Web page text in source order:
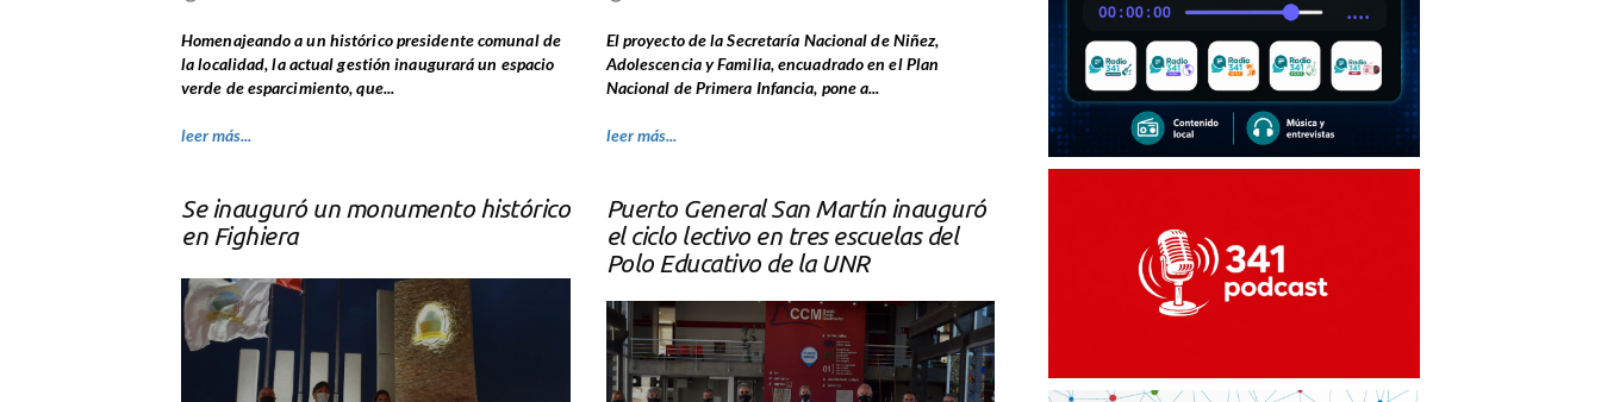
Homenajeando a un histórico presidente comunal de
la localidad, la actual gestión inaugurará un espacio
verde de esparcimiento, que...
leer más...
El proyecto de la Secretaría Nacional de Niñez,
Adolescencia y Familia, encuadrado en el Plan
Nacional de Primera Infancia, pone a...
leer más...
Se inauguró un monumento histórico
en Fighiera
Puerto General San Martín inauguró
el ciclo lectivo en tres escuelas del
Polo Educativo de la UNR